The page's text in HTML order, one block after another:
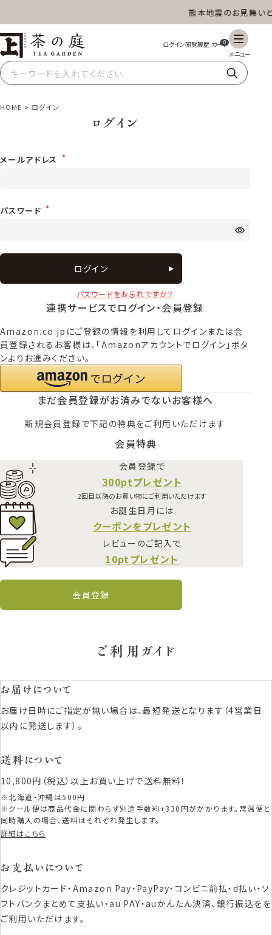
熊本地震のお見舞い
茶の庭オンラインショップ 0
ギフト 特上高級茶 深蒸し茶 水出し茶
スイーツ
HOME ログイン
ログイン
メールアドレス
パスワード
ログイン
パスワードをお忘れですか？
連携サービスでログイン・会員登録
Amazon.co.jpにご登録の情報を利用してログインまたは会
員登録されるお客様は、「Amazonアカウントでログイン」ボタ
ンよりお進みください。
まだ会員登録がお済みでないお客様へ
新規会員登録で下記の特典をご利用いただけます
会員特典
会員登録で
300ptプレゼント
2回目以降のお買い物にご利用いただけます
お誕生日月には
クーポンをプレゼント
レビューのご記入で
10ptプレゼント
会員登録
ご利用ガイド
お届けについて
お届け日時にご指定が無い場合は、最短発送となります（4営業日
以内に発送します）。
送料について
10,800円（税込）以上お買い上げで送料無料！
※北海道・沖縄は500円
※クール便は商品代金に関わらず別途手数料+330円がかかります。常温便と
同時購入の場合、送料はそれぞれ発生します。
詳細はこちら
お支払いについて
クレジットカード・Amazon Pay・PayPay・コンビニ前払・d払い・ソ
フトバンクまとめて支払い・au PAY・auかんたん決済、銀行振込をを
ご利用いただけます。